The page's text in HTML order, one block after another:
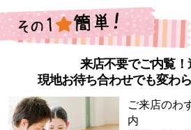
来店不要でご内覧！
現地お待ち合わせでも変わ
ご来店のわ
内